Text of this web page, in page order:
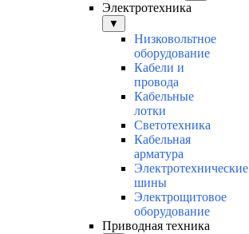
Электротехника
▼
Низковольтное
оборудование
Кабели и
провода
Кабельные
лотки
Светотехника
Кабельная
арматура
Электротехнические
шины
Электрощитовое
оборудование
Приводная техника